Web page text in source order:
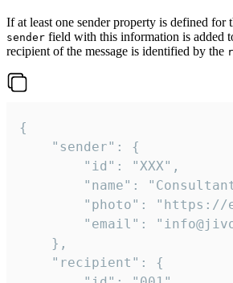
If at least one sender property is defined for
sender field with this information is added
recipient of the message is identified by the
{